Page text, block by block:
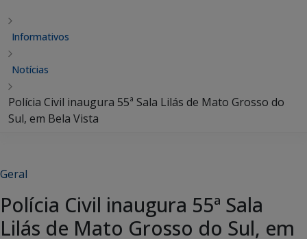
Informativos
Notícias
Polícia Civil inaugura 55ª Sala Lilás de Mato Grosso do
Sul, em Bela Vista
Geral
Polícia Civil inaugura 55ª Sala
Lilás de Mato Grosso do Sul, em